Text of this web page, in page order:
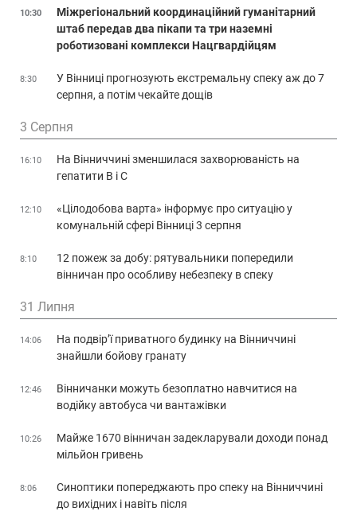
10:30
Міжрегіональний координаційний гуманітарний
штаб передав два пікапи та три наземні
роботизовані комплекси Нацгвардійцям
8:30
У Вінниці прогнозують екстремальну спеку аж до 7
серпня, а потім чекайте дощів
3 Серпня
16:10
На Вінниччині зменшилася захворюваність на
гепатити В і С
12:10
«Цілодобова варта» інформує про ситуацію у
комунальній сфері Вінниці 3 серпня
8:10
12 пожеж за добу: рятувальники попередили
вінничан про особливу небезпеку в спеку
31 Липня
14:06
На подвір’ї приватного будинку на Вінниччині
знайшли бойову гранату
12:46
Вінничанки можуть безоплатно навчитися на
водійку автобуса чи вантажівки
10:26
Майже 1670 вінничан задекларували доходи понад
мільйон гривень
8:06
Синоптики попереджають про спеку на Вінниччині
до вихідних і навіть після